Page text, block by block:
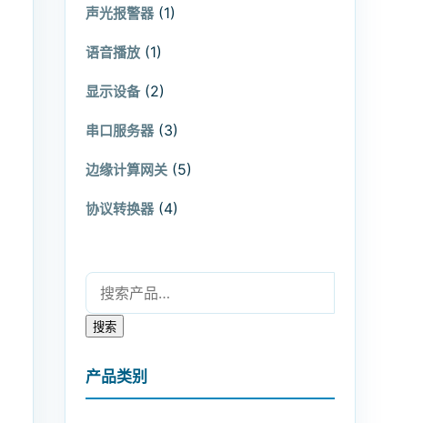
声光报警器 (1)
语音播放 (1)
显示设备 (2)
串口服务器 (3)
边缘计算网关 (5)
协议转换器 (4)
搜索：
搜索
产品类别